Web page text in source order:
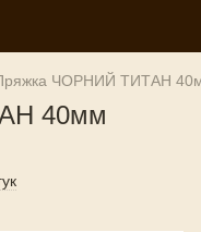
ЧОРНИЙ ТИТАН
40мм